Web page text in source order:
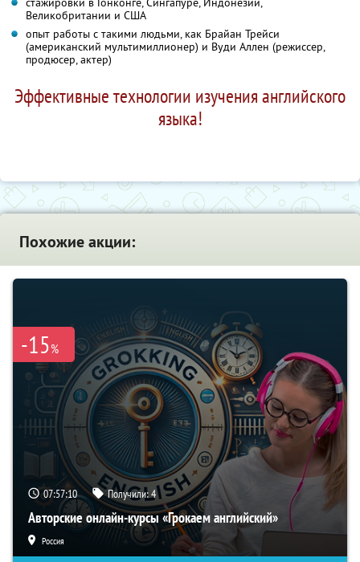
Великобритании и США
опыт работы с такими людьми, как Брайан Трейси
(американский мультимиллионер) и Вуди Аллен (режиссер,
продюсер, актер)
Эффективные технологии изучения английского
языка!
Похожие акции:
-15%
07:57:10 Получили:4
Авторские онлайн-курсы «Грокаем английский»
Россия